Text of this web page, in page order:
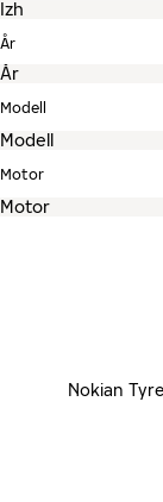
År
Modell
Motor
Nokian